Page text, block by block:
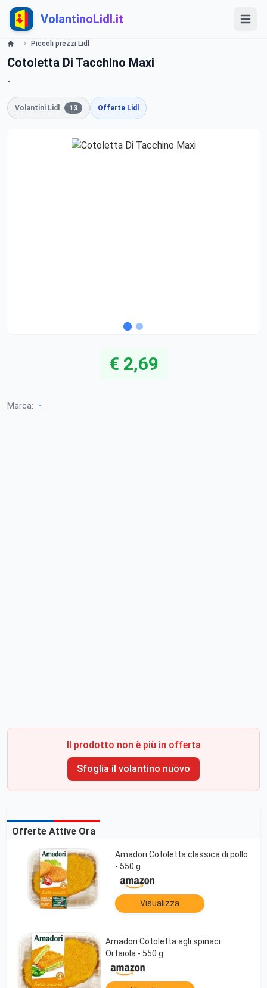
VolantinoLidl.it
Piccoli prezzi Lidl
Cotoletta Di Tacchino Maxi
-
Volantini Lidl 13 Offerte Lidl
€ 2,69
Marca: -
Il prodotto non è più in offerta
Sfoglia il volantino nuovo
Offerte Attive Ora
Amadori Cotoletta classica di pollo
- 550 g
Visualizza
Amadori Cotoletta agli spinaci
Ortaiola - 550 g